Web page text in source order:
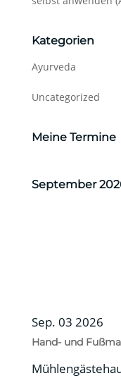
Kategorien
Ayurveda
Uncategorized
Meine Termine
September
Sep. 03 2026
Hand- und